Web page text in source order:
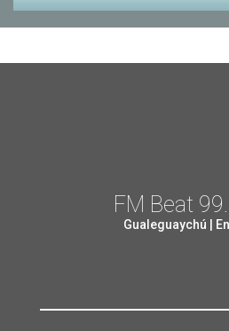
FM Beat
Gualeguaychú |